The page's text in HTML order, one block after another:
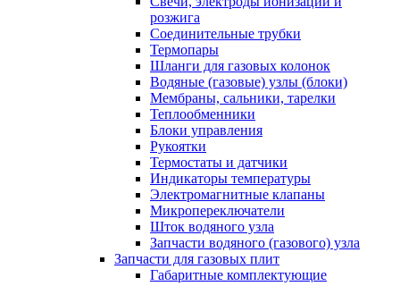
розжига
Соединительные трубки
Термопары
Шланги для газовых колонок
Водяные (газовые) узлы (блоки)
Мембраны, сальники, тарелки
Теплообменники
Блоки управления
Рукоятки
Термостаты и датчики
Индикаторы температуры
Электромагнитные клапаны
Микропереключатели
Шток водяного узла
Запчасти водяного (газового) узла
Запчасти для газовых плит
Габаритные комплектующие